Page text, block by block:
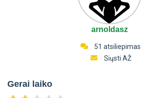
arnoldasz
51 atsiliepimas
Siųsti AŽ
Gerai laiko